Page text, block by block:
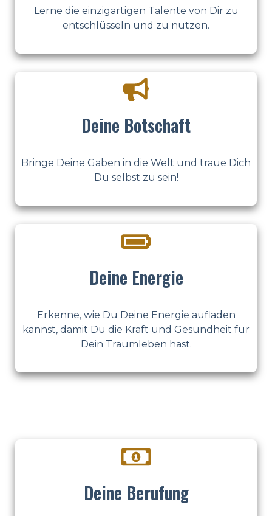
Lerne die einzigartigen Talente von Dir zu
entschlüsseln und zu nutzen.
Deine Botschaft
Bringe Deine Gaben in die Welt und traue Dich
Du selbst zu sein!
Deine Energie
Erkenne, wie Du Deine Energie aufladen
kannst, damit Du die Kraft und Gesundheit für
Dein Traumleben hast.
Deine Berufung